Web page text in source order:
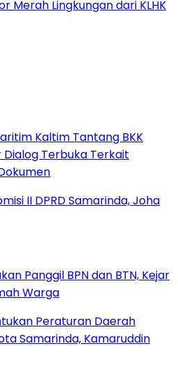
Merah Lingkungan dari KLHK
Kaltim Tantang BKK
Dialog Terbuka Terkait
Panggil BPN dan BTN, Kejar
Warga